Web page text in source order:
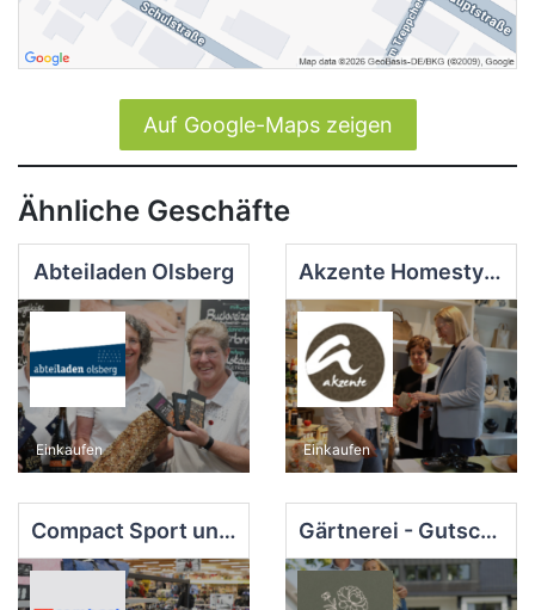
Auf Google-Maps zeigen
Ähnliche Geschäfte
Abteiladen Olsberg
Einkaufen
Akzente Homestyle, Hair u. Wellness GmbH
Einkaufen
Compact Sport und Spiel Gärtnerei - Gutscafé am Blütengarten